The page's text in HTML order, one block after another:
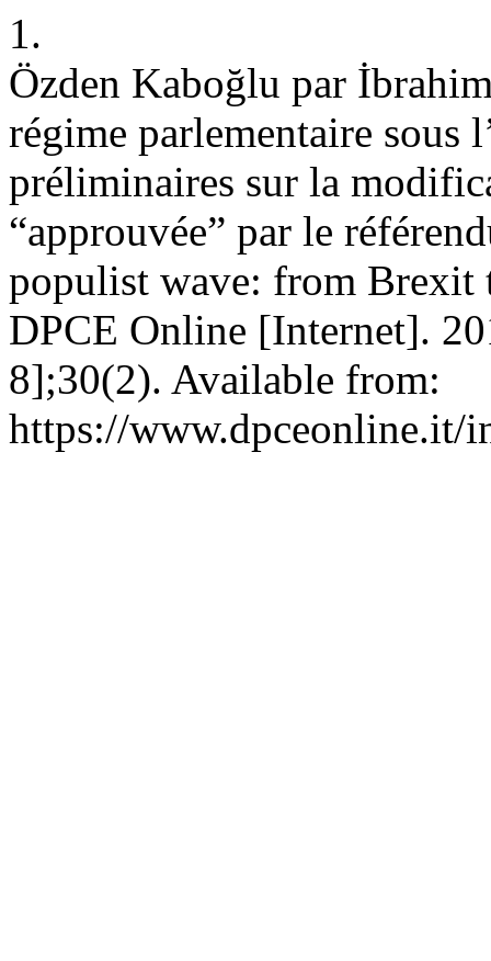
1.
Özden Kaboğlu par
régime parlementaire sous
préliminaires sur la
“approuvée” par le
populist wave: from Brexit
DPCE Online [Internet].
8];30(2). Available from:
https://www.dpceonline.it/